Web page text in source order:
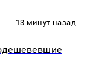
13 минут назад